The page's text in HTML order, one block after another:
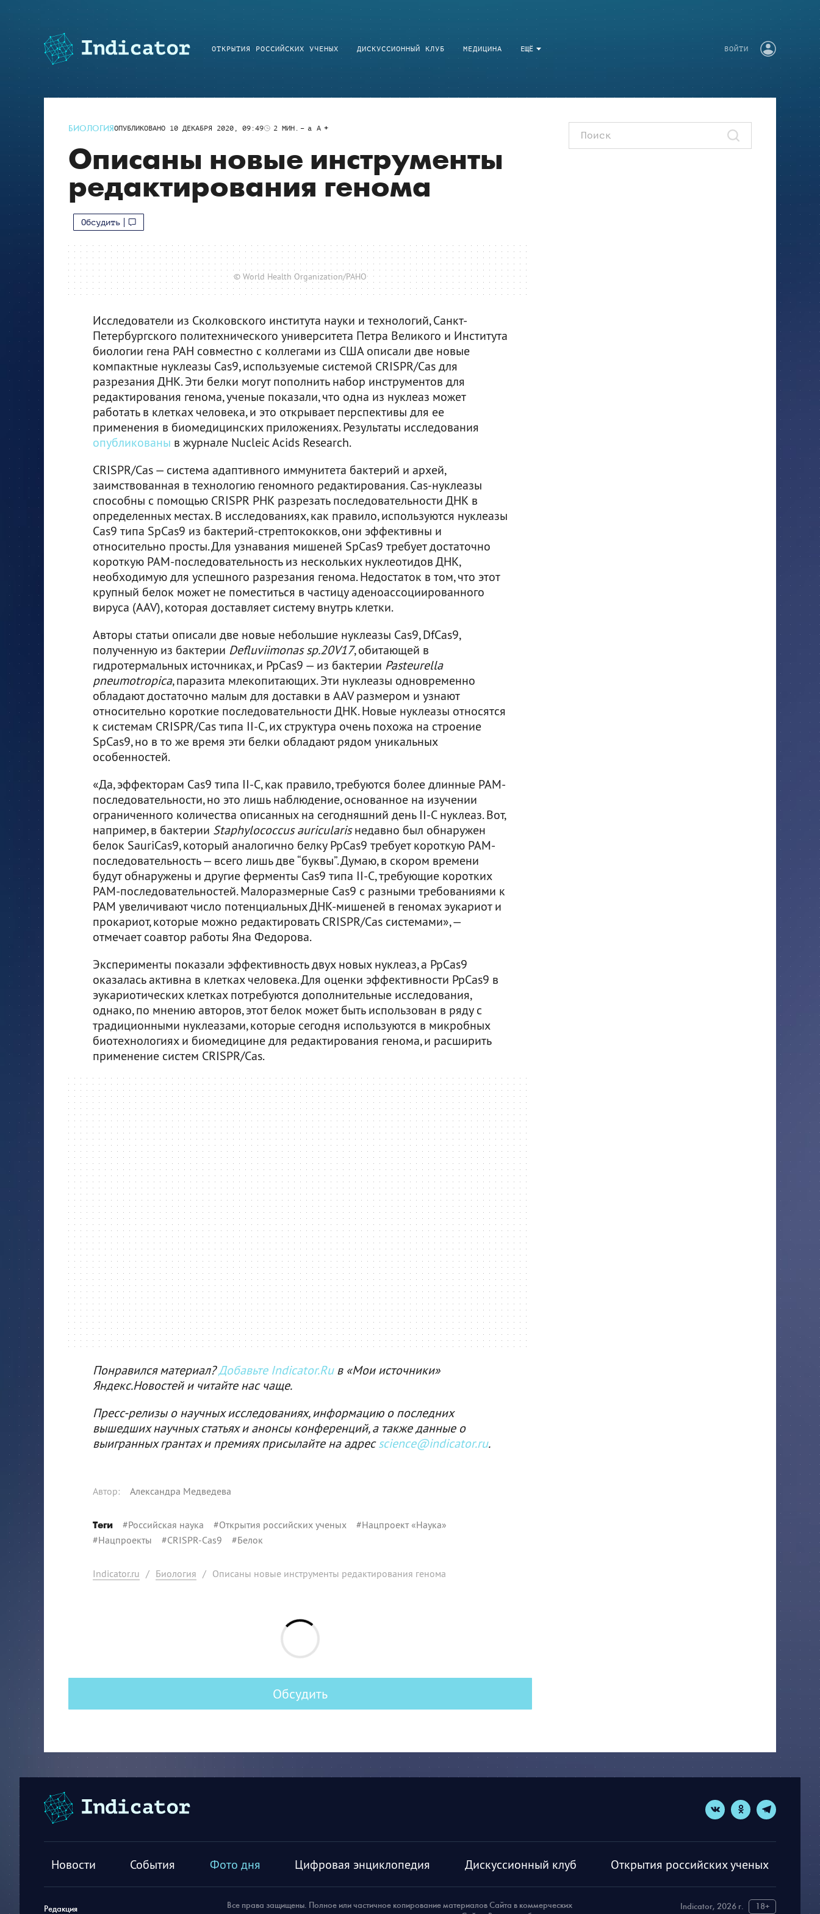
ЕЩЁ
ОТКРЫТИЯ РОССИЙСКИХ УЧЕНЫХ ДИСКУССИОННЫЙ КЛУБ МЕДИЦИНА ВОЙТИ
БИОЛОГИЯОПУБЛИКОВАНО 10 ДЕКАБРЯ 2020, 09:49 2 МИН. a A
Описаны новые инструменты
редактирования генома
Обсудить
© World Health Organization/PAHO
Исследователи из Сколковского института науки и технологий, Санкт-
Петербургского политехнического университета Петра Великого и Института
биологии гена РАН совместно с коллегами из США описали две новые
компактные нуклеазы Cas9, используемые системой CRISPR/Cas для
разрезания ДНК. Эти белки могут пополнить набор инструментов для
редактирования генома, ученые показали, что одна из нуклеаз может
работать в клетках человека, и это открывает перспективы для ее
применения в биомедицинских приложениях. Результаты исследования
опубликованы в журнале Nucleic Acids Research.
CRISPR/Cas — система адаптивного иммунитета бактерий и архей,
заимствованная в технологию геномного редактирования. Cas-нуклеазы
способны с помощью CRISPR РНК разрезать последовательности ДНК в
определенных местах. В исследованиях, как правило, используются нуклеазы
Cas9 типа SpCas9 из бактерий-стрептококков, они эффективны и
относительно просты. Для узнавания мишеней SpCas9 требует достаточно
короткую PAM-последовательность из нескольких нуклеотидов ДНК,
необходимую для успешного разрезания генома. Недостаток в том, что этот
крупный белок может не поместиться в частицу аденоассоциированного
вируса (AAV), которая доставляет систему внутрь клетки.
Авторы статьи описали две новые небольшие нуклеазы Cas9, DfCas9,
полученную из бактерии Defluviimonas sp.20V17, обитающей в
гидротермальных источниках, и PpCas9 — из бактерии Pasteurella
pneumotropica, паразита млекопитающих. Эти нуклеазы одновременно
обладают достаточно малым для доставки в AAV размером и узнают
относительно короткие последовательности ДНК. Новые нуклеазы относятся
к системам CRISPR/Cas типа II-C, их структура очень похожа на строение
SpCas9, но в то же время эти белки обладают рядом уникальных
особенностей.
«Да, эффекторам Cas9 типа II-C, как правило, требуются более длинные PAM-
последовательности, но это лишь наблюдение, основанное на изучении
ограниченного количества описанных на сегодняшний день II-C нуклеаз. Вот,
например, в бактерии Staphylococcus auricularisнедавно был обнаружен
белок SauriCas9, который аналогично белку PpCas9 требует короткую PAM-
последовательность — всего лишь две “буквы”. Думаю, в скором времени
будут обнаружены и другие ферменты Cas9 типа II-C, требующие коротких
PAM-последовательностей. Малоразмерные Cas9 с разными требованиями к
PAM увеличивают число потенциальных ДНК-мишеней в геномах эукариот и
прокариот, которые можно редактировать CRISPR/Cas системами», —
отмечает соавтор работы Яна Федорова.
Эксперименты показали эффективность двух новых нуклеаз, а PpCas9
оказалась активна в клетках человека. Для оценки эффективности PpCas9 в
эукариотических клетках потребуются дополнительные исследования,
однако, по мнению авторов, этот белок может быть использован в ряду с
традиционными нуклеазами, которые сегодня используются в микробных
биотехнологиях и биомедицине для редактирования генома, и расширить
применение систем CRISPR/Cas.
Понравился материал?Добавьте Indicator.Ruв «Мои источники»
Яндекс.Новостей и читайте нас чаще.
Пресс-релизы о научных исследованиях, информацию о последних
вышедших научных статьях и анонсы конференций, а также данные о
выигранных грантах и премиях присылайте на адресscience@indicator.ru.
Автор: Александра Медведева
Теги #Российская наука #Открытия российских ученых #Нацпроект «Наука»
#Нацпроекты #CRISPR-Cas9 #Белок
Indicator.ru / Биология / Описаны новые инструменты редактирования генома
Обсудить
Новости События Фото дня Цифровая энциклопедия Дискуссионный клуб Открытия российских ученых
Редакция Indicator, 2026 г. 18+
Все права защищены. Полное или частичное копирование материалов Сайта в коммерческих